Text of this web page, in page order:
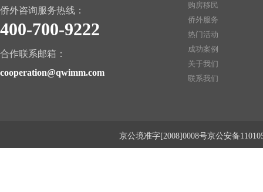
侨外咨询服务热线：
400-700-9222
合作联系邮箱：
cooperation@qwimm.com
购房移民
侨外服务
热门活动
成功案例
关于我们
联系我们
京公境准字[2008]0008号京公安备